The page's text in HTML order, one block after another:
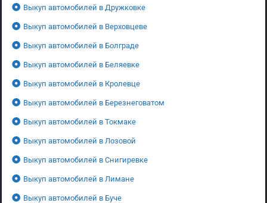
Выкуп автомобилей в Дружковке
Выкуп автомобилей в Верховцеве
Выкуп автомобилей в Болграде
Выкуп автомобилей в Беляевке
Выкуп автомобилей в Кролевце
Выкуп автомобилей в Березнеговатом
Выкуп автомобилей в Токмаке
Выкуп автомобилей в Лозовой
Выкуп автомобилей в Снигиревке
Выкуп автомобилей в Лимане
Выкуп автомобилей в Буче